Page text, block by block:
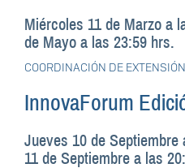
Miércoles 11 de Marzo a
de Mayo a las 23:59 hrs.
COORDINACIÓN DE
InnovaForum
Jueves 10 de Septiembre
11 de Septiembre a las